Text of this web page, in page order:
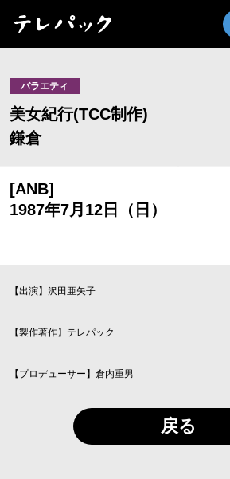
バラエティ
美女紀行(TCC制作)
鎌倉
[ANB]
1987年7月12日（日）
【出演】沢田亜矢子
【製作著作】テレパック
【プロデューサー】倉内重男
戻る